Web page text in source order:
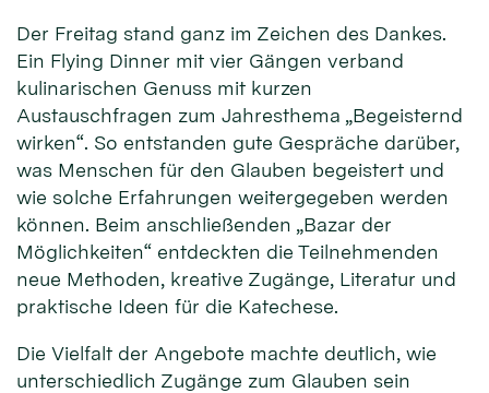
Der Freitag stand ganz im Zeichen des Dankes.
Ein Flying Dinner mit vier Gängen verband
kulinarischen Genuss mit kurzen
Austauschfragen zum Jahresthema „Begeisternd
wirken“. So entstanden gute Gespräche darüber,
was Menschen für den Glauben begeistert und
wie solche Erfahrungen weitergegeben werden
können. Beim anschließenden „Bazar der
Möglichkeiten“ entdeckten die Teilnehmenden
neue Methoden, kreative Zugänge, Literatur und
praktische Ideen für die Katechese.
Die Vielfalt der Angebote machte deutlich, wie
unterschiedlich Zugänge zum Glauben sein